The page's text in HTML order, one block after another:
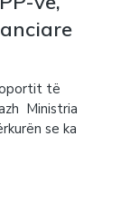
të
Ministria
se ka